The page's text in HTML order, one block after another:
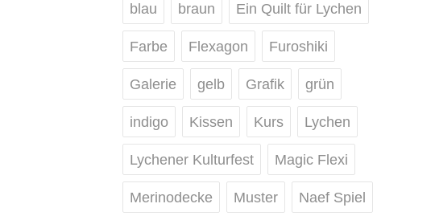
blau braun Ein Quilt für Lychen
Farbe Flexagon Furoshiki
Galerie gelb Grafik grün
indigo Kissen Kurs Lychen
Lychener Kulturfest Magic Flexi
Merinodecke Muster Naef Spiel